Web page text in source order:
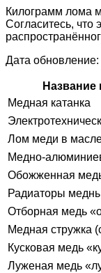
Килограмм лома
Согласитесь, что
Дата
Название
Медная катанка
Лом меди в
Медно-
Обожженная
Радиаторы
Отборная медь
Медная стружка
Кусковая медь
Луженая медь